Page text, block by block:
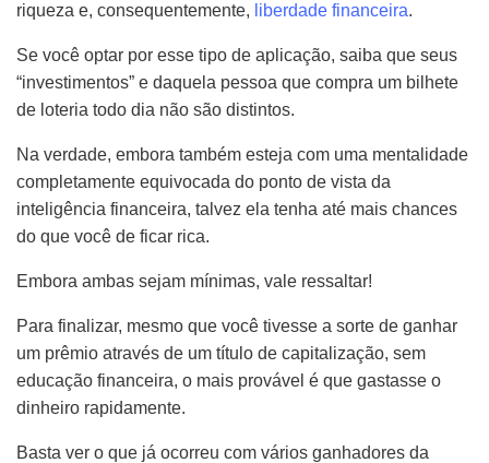
riqueza e, consequentemente, liberdade financeira.
Se você optar por esse tipo de aplicação, saiba que seus
“investimentos” e daquela pessoa que compra um bilhete
de loteria todo dia não são distintos.
Na verdade, embora também esteja com uma mentalidade
completamente equivocada do ponto de vista da
inteligência financeira, talvez ela tenha até mais chances
do que você de ficar rica.
Embora ambas sejam mínimas, vale ressaltar!
Para finalizar, mesmo que você tivesse a sorte de ganhar
um prêmio através de um título de capitalização, sem
educação financeira, o mais provável é que gastasse o
dinheiro rapidamente.
Basta ver o que já ocorreu com vários ganhadores da